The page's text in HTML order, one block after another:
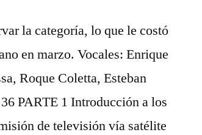
la categoría, lo que le costó
en marzo. Vocales: Enrique
Roque Coletta, Esteban
PARTE 1 Introducción a los
de televisión vía satélite